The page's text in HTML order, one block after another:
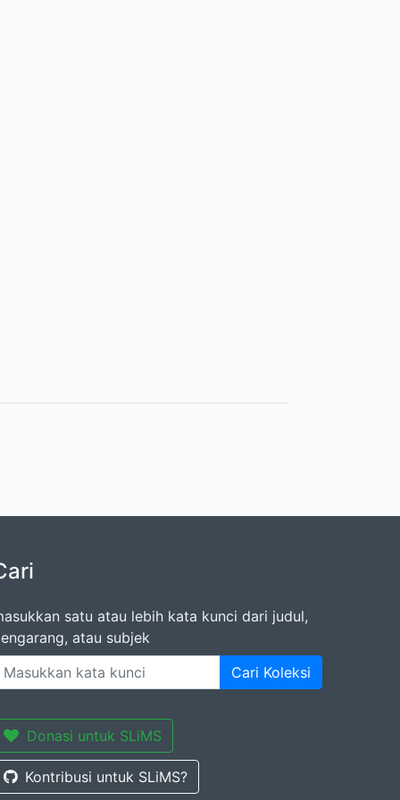
satu atau lebih kata kunci dari judul,
atau subjek
Cari Koleksi
Donasi untuk SLiMS
Kontribusi untuk SLiMS?